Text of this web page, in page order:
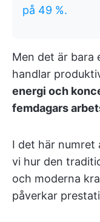
på 49 %.
Men det är bara
handlar
energi och
femdagars
I det här numret
vi hur den
och moderna
påverkar